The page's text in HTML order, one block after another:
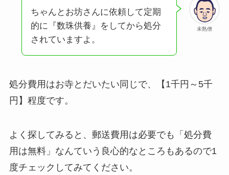
未熟僧
ちゃんとお坊さんに依頼して定期
的に『数珠供養』をしてから処分
されていますよ。
処分費用はお寺とだいたい同じで、【1千円～5千
円】程度です。
よく探してみると、郵送費用は必要でも「処分費
用は無料」なんていう良心的なところもあるので1
度チェックしてみてください。